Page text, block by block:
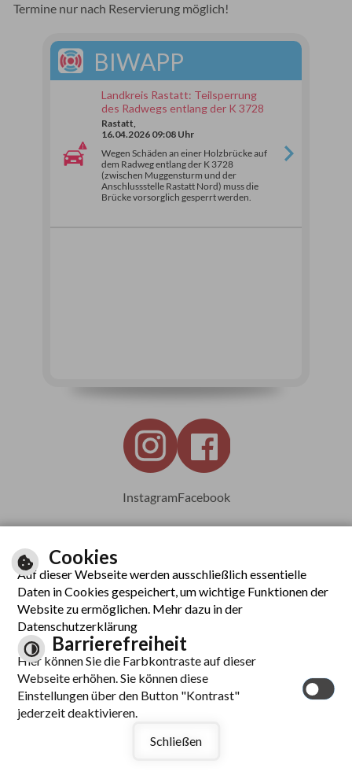
Termine nur nach Reservierung möglich!
BIWAPP
Landkreis Rastatt: Teilsperrung
des Radwegs entlang der K 3728
Rastatt,
16.04.2026 09:08 Uhr
Wegen Schäden an einer Holzbrücke auf
dem Radweg entlang der K 3728
(zwischen Muggensturm und der
Anschlussstelle Rastatt Nord) muss die
Brücke vorsorglich gesperrt werden.
InstagramFacebook
Leichte Sprache
Inhalt
Impressum
Datenschutzerklärung
Barrierefreiheit
Cookies
Auf dieser Webseite werden ausschließlich essentielle
Daten in Cookies gespeichert, um wichtige Funktionen der
Website zu ermöglichen. Mehr dazu in der
Datenschutzerklärung
Barrierefreiheit
Hier können Sie die Farbkontraste auf dieser
Webseite erhöhen. Sie können diese
Einstellungen über den Button "Kontrast"
jederzeit deaktivieren.
Schließen